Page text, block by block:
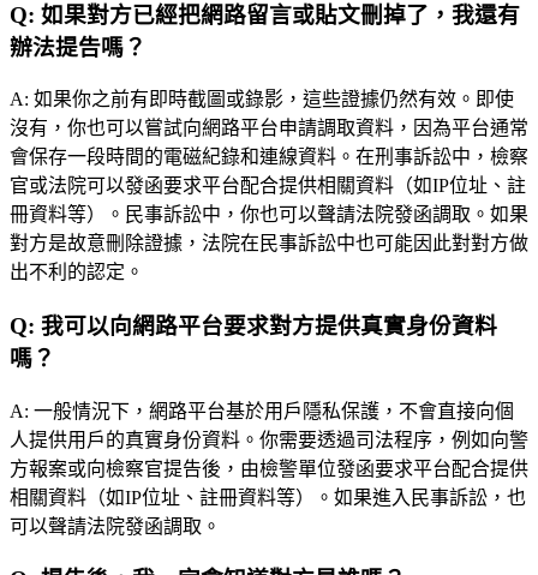
Q: 如果對方已經把網路留言或貼文刪掉了，我還有
辦法提告嗎？
A: 如果你之前有即時截圖或錄影，這些證據仍然有效。即使
沒有，你也可以嘗試向網路平台申請調取資料，因為平台通常
會保存一段時間的電磁紀錄和連線資料。在刑事訴訟中，檢察
官或法院可以發函要求平台配合提供相關資料（如IP位址、註
冊資料等）。民事訴訟中，你也可以聲請法院發函調取。如果
對方是故意刪除證據，法院在民事訴訟中也可能因此對對方做
出不利的認定。
Q: 我可以向網路平台要求對方提供真實身份資料
嗎？
A: 一般情況下，網路平台基於用戶隱私保護，不會直接向個
人提供用戶的真實身份資料。你需要透過司法程序，例如向警
方報案或向檢察官提告後，由檢警單位發函要求平台配合提供
相關資料（如IP位址、註冊資料等）。如果進入民事訴訟，也
可以聲請法院發函調取。